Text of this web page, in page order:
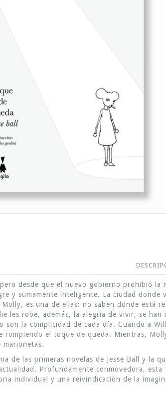
desde que el nuevo gobierno prohibió
y sumamente inteligente. La ciudad
Molly, es una de ellas: no saben dónde está
les robe, además, la alegría de vivir, se
son la complicidad de cada día. Cuando a
rompiendo el toque de queda. Mientras,
marionetas.
de las primeras novelas de Jesse Ball y la
Profundamente conmovedora,
individual y una reivindicación de la